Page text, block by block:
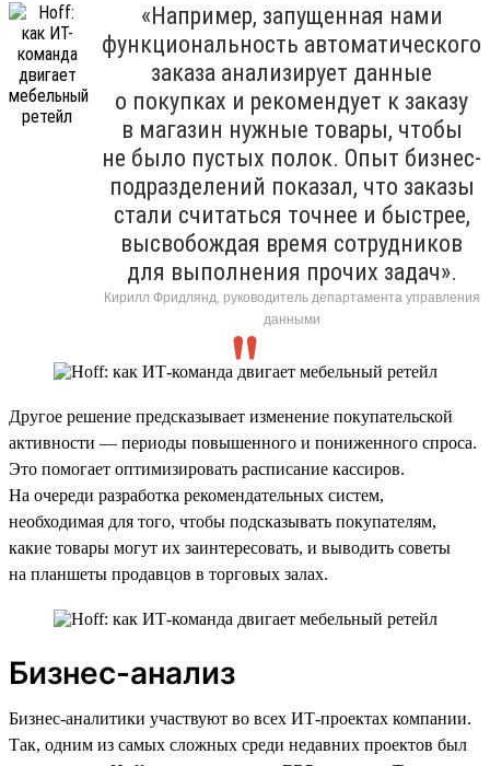
«Например, запущенная нами
функциональность автоматического
заказа анализирует данные
о покупках и рекомендует к заказу
в магазин нужные товары, чтобы
не было пустых полок. Опыт бизнес-
подразделений показал, что заказы
стали считаться точнее и быстрее,
высвобождая время сотрудников
для выполнения прочих задач».
Кирилл Фридлянд, руководитель департамента управления
данными
Другое решение предсказывает изменение покупательской
активности — периоды повышенного и пониженного спроса.
Это помогает оптимизировать расписание кассиров.
На очереди разработка рекомендательных систем,
необходимая для того, чтобы подсказывать покупателям,
какие товары могут их заинтересовать, и выводить советы
на планшеты продавцов в торговых залах.
Бизнес-анализ
Бизнес-аналитики участвуют во всех ИТ-проектах компании.
Так, одним из самых сложных среди недавних проектов был